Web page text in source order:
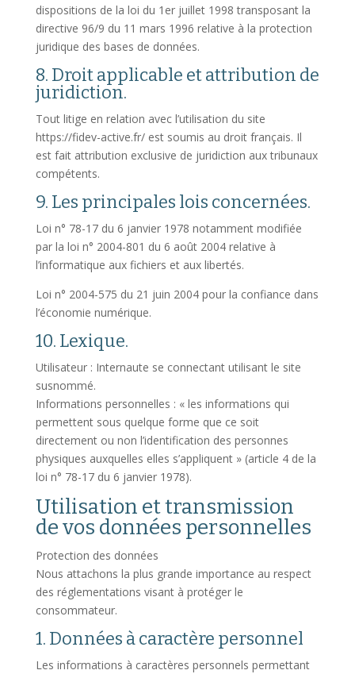
dispositions de la loi du 1er juillet 1998 transposant la
directive 96/9 du 11 mars 1996 relative à la protection
juridique des bases de données.
8. Droit applicable et attribution de
juridiction.
Tout litige en relation avec l’utilisation du site
https://fidev-active.fr/ est soumis au droit français. Il
est fait attribution exclusive de juridiction aux tribunaux
compétents.
9. Les principales lois concernées.
Loi n° 78-17 du 6 janvier 1978 notamment modifiée
par la loi n° 2004-801 du 6 août 2004 relative à
l’informatique aux fichiers et aux libertés.
Loi n° 2004-575 du 21 juin 2004 pour la confiance dans
l’économie numérique.
10. Lexique.
Utilisateur : Internaute se connectant utilisant le site
susnommé.
Informations personnelles : « les informations qui
permettent sous quelque forme que ce soit
directement ou non l’identification des personnes
physiques auxquelles elles s’appliquent » (article 4 de la
loi n° 78-17 du 6 janvier 1978).
Utilisation et transmission
de vos données personnelles
Protection des données
Nous attachons la plus grande importance au respect
des réglementations visant à protéger le
consommateur.
1. Données à caractère personnel
Les informations à caractères personnels permettant